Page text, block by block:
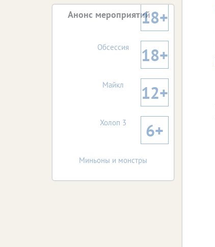
Анонс мероприятий18+
Обсессия 18+
Майкл 12+
Холоп 3 6+
Миньоны и монстры